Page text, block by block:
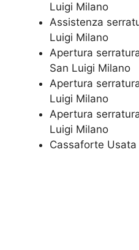
Luigi Milano
Assistenza
Luigi Milano
​Apertura
San Luigi Milano
Apertura
Luigi Milano
​Apertura
Luigi Milano
​Cassaforte